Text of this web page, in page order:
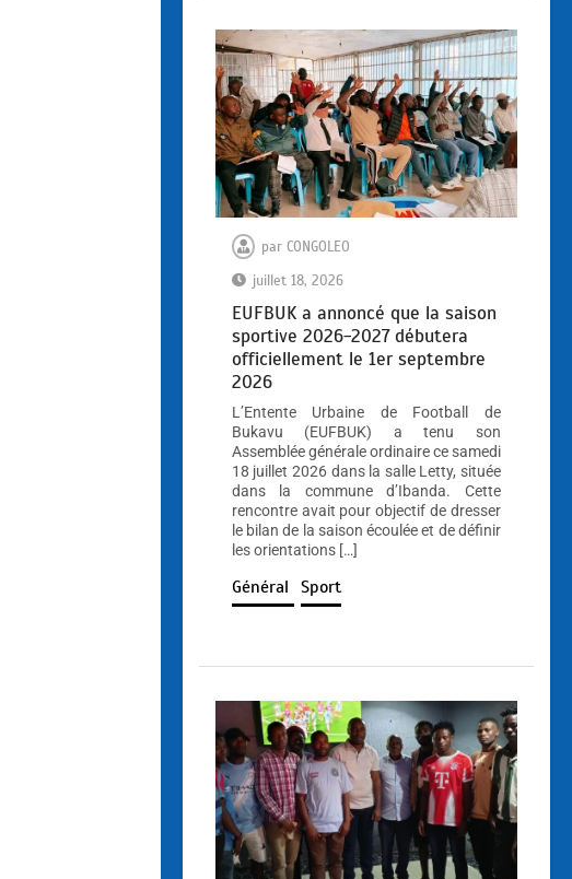
par CONGOLEO
juillet 18, 2026
EUFBUK a annoncé que la saison
sportive 2026-2027 débutera
officiellement le 1er septembre
2026
L’Entente Urbaine de Football de
Bukavu (EUFBUK) a tenu son
Assemblée générale ordinaire ce samedi
18 juillet 2026 dans la salle Letty, située
dans la commune d’Ibanda. Cette
rencontre avait pour objectif de dresser
le bilan de la saison écoulée et de définir
les orientations […]
Général Sport